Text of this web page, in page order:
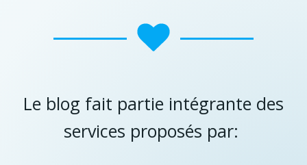
Le blog fait partie intégrante des
services proposés par: